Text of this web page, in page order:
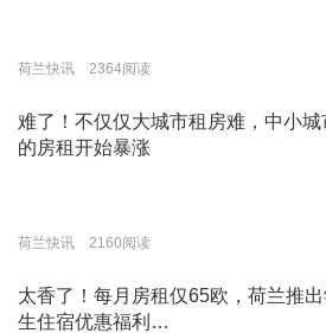
荷兰快讯 2364阅读
难了！不仅仅大城市租房难，中小城
的房租开始暴涨
荷兰快讯 2160阅读
太香了！每月房租仅65欧，荷兰推出
生住宿优惠福利…